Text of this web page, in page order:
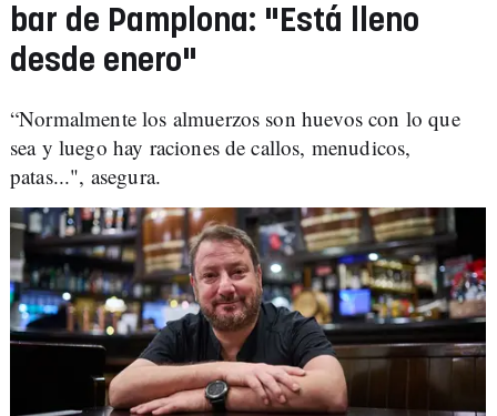
bar de Pamplona: "Está lleno
desde enero"
“Normalmente los almuerzos son huevos con lo que
sea y luego hay raciones de callos, menudicos,
patas...", asegura.